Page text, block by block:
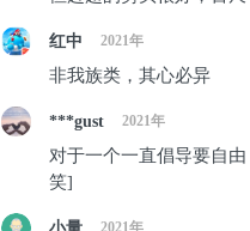
红中 2021年
非我族类，其心必异
***gust 2021年
对于一个一直倡导要自
笑]